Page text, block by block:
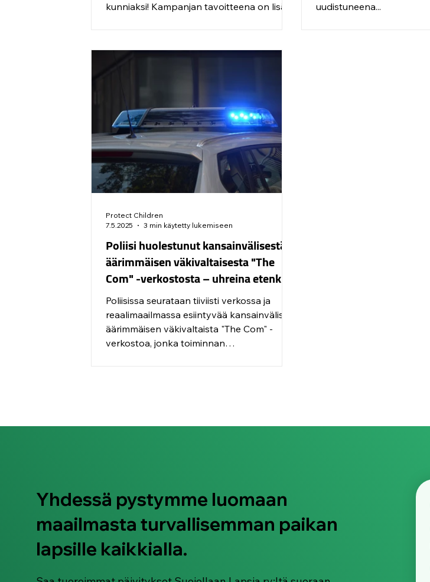
kunniaksi! Kampanjan tavoitteena on lisätä
muusta seksuaaliväkivallasta. Viikolla 47
verkkokohtaamisten hälytysmerkeistä,
rohkaisee nuoria kertomaan ikävistä
kokemuksista turvallisille aikuisille sekä
kannustaa aik
uudistuneena...
Poliisi huolestunut kansainvälisestä,
äärimmäisen väkivaltaisesta "The
Com" -verkostosta – uhreina etenkin
lapset ja nuoret
Poliisissa seurataan tiiviisti verkossa ja
reaalimaailmassa esiintyvää kansainvälistä,
äärimmäisen väkivaltaista "The Com" -
verkostoa, jonka toiminnan
suhteen.
Protect Children
7.5.2025
3 min käytetty lukemiseen
Yhdessä pystymme luomaan
maailmasta turvallisemman paikan
lapsille kaikkialla.